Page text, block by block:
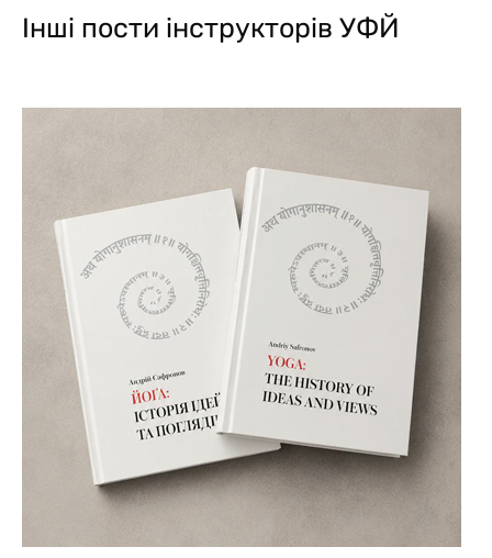
Інші пости інструкторів УФЙ